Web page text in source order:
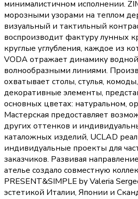
минималистичном исполнении.
морозными узорами на теплом
визуальный и тактильный
воспроизводит фактуру лунных
круглые углубления, каждое из
VODA отражает динамику
волнообразными линиями.
охватывает столы, стулья,
декоративные элементы,
основных цветах: натуральном,
Мастерская предоставляет
других оттенков и
каталожных изделий, UCLAD
индивидуальные проекты для
заказчиков. Развивая
ателье создало совместную
PRESENT&SIMPLE by Valeria
эстетикой Италии, Японии и